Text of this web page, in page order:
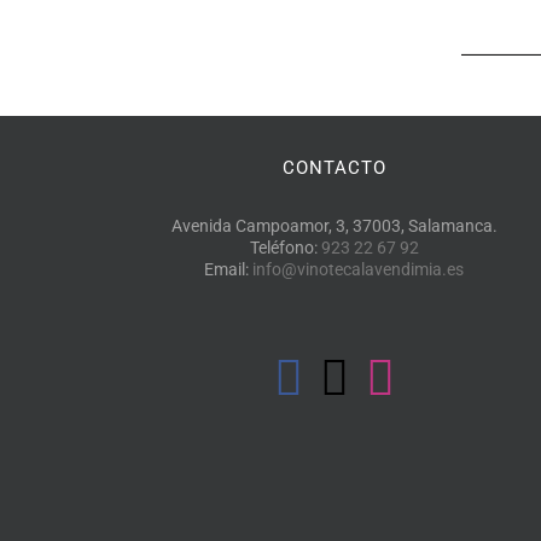
CONTACTO
Avenida Campoamor, 3, 37003, Salamanca.
Teléfono: 923 22 67 92
Email: info@vinotecalavendimia.es